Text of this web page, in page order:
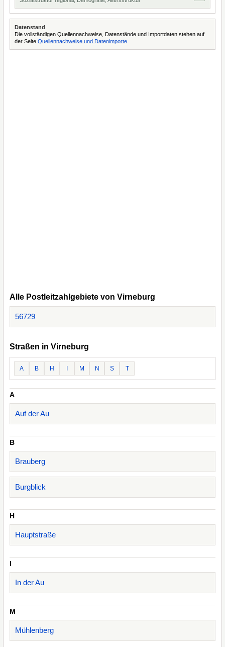
Datenstand
Die vollständigen Quellennachweise, Datenstände und Importdaten stehen auf
der Seite Quellennachweise und Datenimporte
Alle Postleitzahlgebiete von Virneburg
56729
Straßen in Virneburg
A B H M N S T
A
Auf der Au
B
Brauberg
Burgblick
H
Hauptstraße
I
In der Au
M
Mühlenberg